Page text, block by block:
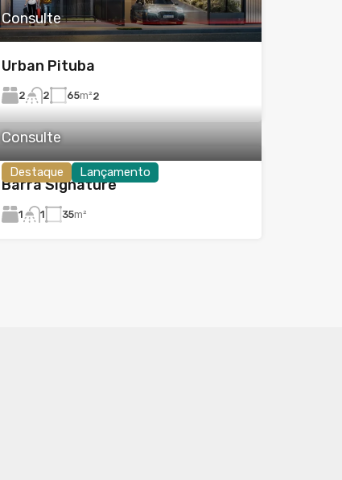
Consulte
Urban Pituba
2 2 65m²2
Destaque Lançamento
Consulte
Barra Signature
1 1 35m²